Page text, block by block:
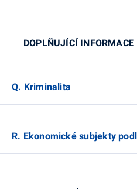
DOPLŇUJÍCÍ INFORMACE
Q. Kriminalita
R. Ekonomické subjekty